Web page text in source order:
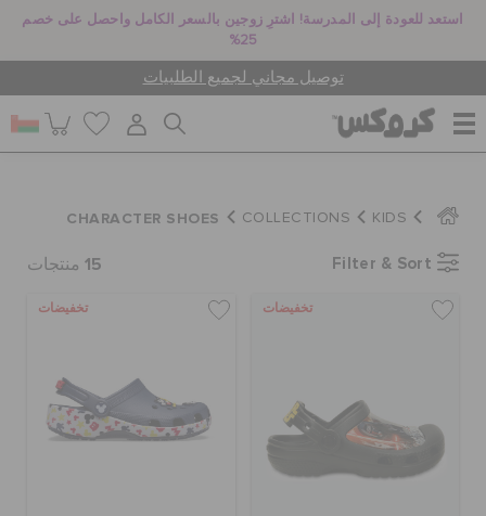
استعد للعودة إلى المدرسة! اشترِ زوجين بالسعر الكامل واحصل على خصم
25%
توصيل مجاني لجميع الطلبيات
للرجال
جيبيتز تشارمز
KIDS
COLLECTIONS
CHARACTER SHOES
Filter & Sort
15 منتجات
تخفيضات تخفيضات